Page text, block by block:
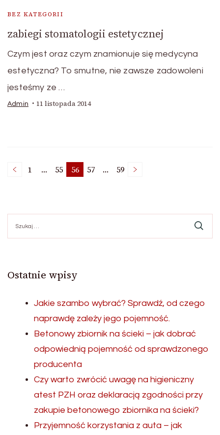
BEZ KATEGORII
zabiegi stomatologii estetycznej
Czym jest oraz czym znamionuje się medycyna
estetyczna? To smutne, nie zawsze zadowoleni
jesteśmy ze …
Admin 11 listopada 2014
Nawigacja
po
wpisach
Page
1 … Page
55 Page
56 Page
57 … Page
59
Ostatnie wpisy
Jakie szambo wybrać? Sprawdź, od czego
naprawdę zależy jego pojemność.
Betonowy zbiornik na ścieki – jak dobrać
odpowiednią pojemność od sprawdzonego
producenta
Czy warto zwrócić uwagę na higieniczny
atest PZH oraz deklaracją zgodności przy
zakupie betonowego zbiornika na ścieki?
Przyjemność korzystania z auta – jak